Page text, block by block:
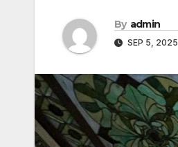
By admin
SEP 5, 2025